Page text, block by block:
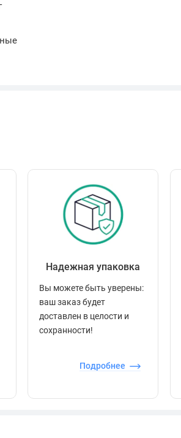
Надежная упаковка
Вы можете быть уверены:
ваш заказ будет
доставлен в целости и
сохранности!
Подробнее